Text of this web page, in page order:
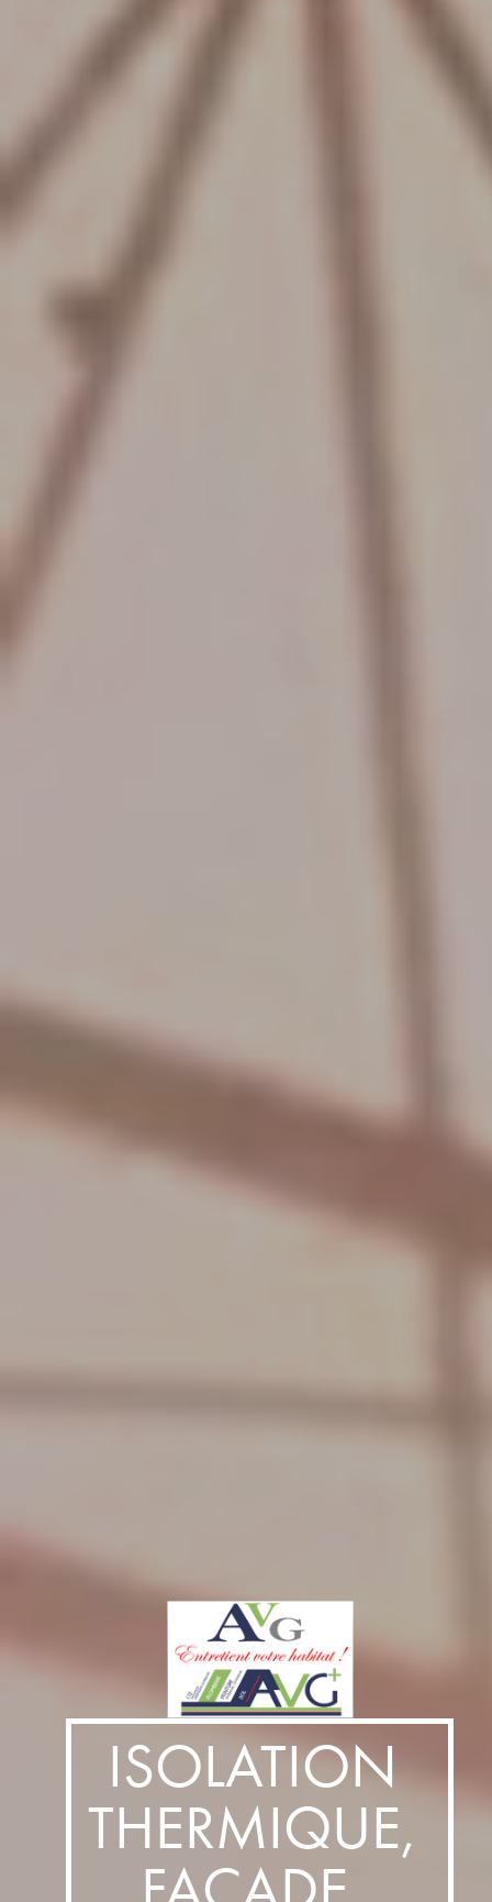
ISOLATION
THERMIQUE,